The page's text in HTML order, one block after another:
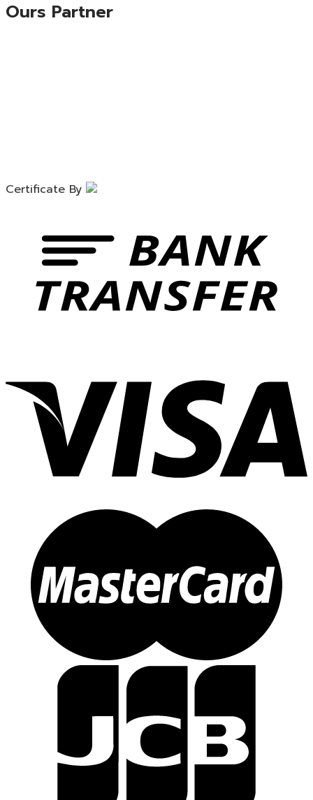
Ours Partner
Certificate By